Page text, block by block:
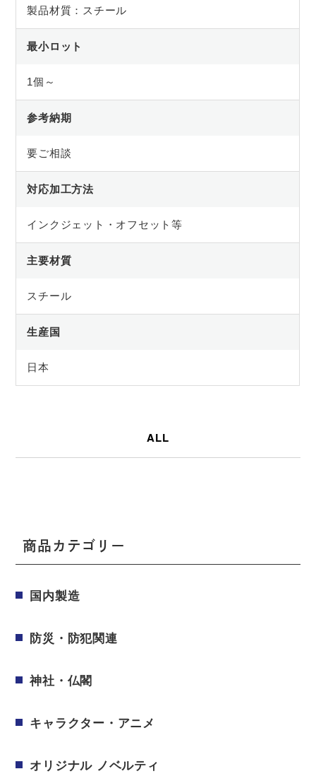
製品材質：スチール
最小ロット
1個～
参考納期
要ご相談
対応加工方法
インクジェット・オフセット等
主要材質
スチール
生産国
日本
ALL
商品カテゴリー
国内製造
防災・防犯関連
神社・仏閣
キャラクター・アニメ
オリジナル ノベルティ